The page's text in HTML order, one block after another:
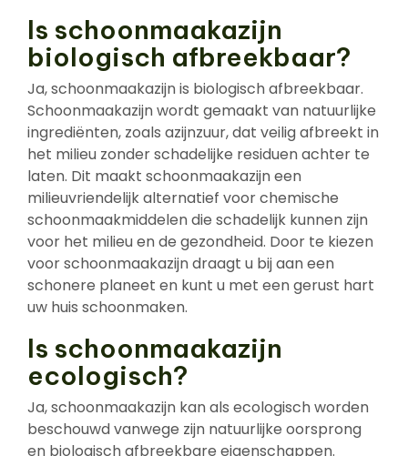
Is schoonmaakazijn
biologisch afbreekbaar?
Ja, schoonmaakazijn is biologisch afbreekbaar.
Schoonmaakazijn wordt gemaakt van natuurlijke
ingrediënten, zoals azijnzuur, dat veilig afbreekt in
het milieu zonder schadelijke residuen achter te
laten. Dit maakt schoonmaakazijn een
milieuvriendelijk alternatief voor chemische
schoonmaakmiddelen die schadelijk kunnen zijn
voor het milieu en de gezondheid. Door te kiezen
voor schoonmaakazijn draagt u bij aan een
schonere planeet en kunt u met een gerust hart
uw huis schoonmaken.
Is schoonmaakazijn
ecologisch?
Ja, schoonmaakazijn kan als ecologisch worden
beschouwd vanwege zijn natuurlijke oorsprong
en biologisch afbreekbare eigenschappen.